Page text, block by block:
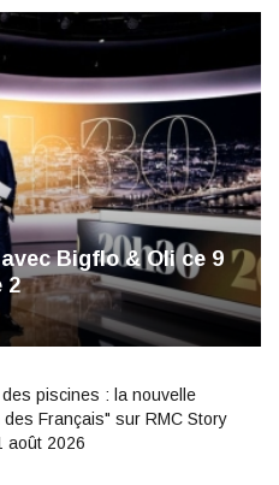
Bigflo & Oli ce 9
2
des piscines : la nouvelle
Français" sur RMC Story
août 2026